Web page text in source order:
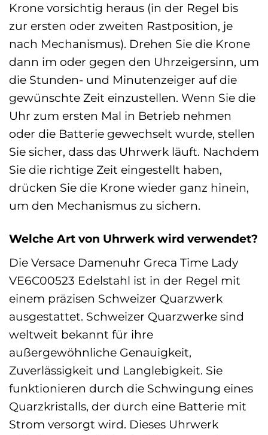
Krone vorsichtig heraus (in der Regel bis
zur ersten oder zweiten Rastposition, je
nach Mechanismus). Drehen Sie die Krone
dann im oder gegen den Uhrzeigersinn, um
die Stunden- und Minutenzeiger auf die
gewünschte Zeit einzustellen. Wenn Sie die
Uhr zum ersten Mal in Betrieb nehmen
oder die Batterie gewechselt wurde, stellen
Sie sicher, dass das Uhrwerk läuft. Nachdem
Sie die richtige Zeit eingestellt haben,
drücken Sie die Krone wieder ganz hinein,
um den Mechanismus zu sichern.
Welche Art von Uhrwerk wird verwendet?
Die Versace Damenuhr Greca Time Lady
VE6C00523 Edelstahl ist in der Regel mit
einem präzisen Schweizer Quarzwerk
ausgestattet. Schweizer Quarzwerke sind
weltweit bekannt für ihre
außergewöhnliche Genauigkeit,
Zuverlässigkeit und Langlebigkeit. Sie
funktionieren durch die Schwingung eines
Quarzkristalls, der durch eine Batterie mit
Strom versorgt wird. Dieses Uhrwerk